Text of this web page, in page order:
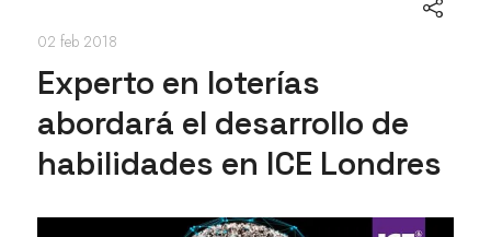
02 feb 2018
Experto en loterías
abordará el desarrollo de
habilidades en ICE Londres